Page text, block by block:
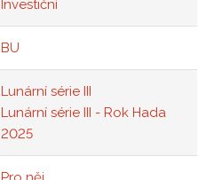
Investiční
BU
Lunární série III
Lunární série III - Rok Hada
2025